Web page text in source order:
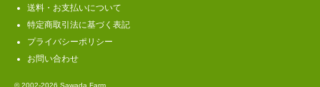
送料・お支払いについて
特定商取引法に基づく表記
プライバシーポリシー
お問い合わせ
© 2002-2026 Sawada Farm